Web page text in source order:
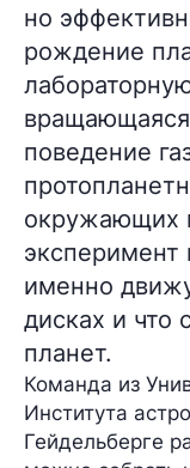
но
рождение
поведение
окружающих
эксперимент
именно
дисках и что
планет.
Команда из
Института
Гейдельберге